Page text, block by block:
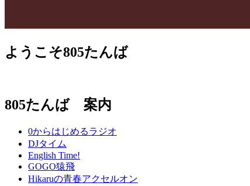
ようこそ805たんば
805たんば 案内
0からはじめるラジオ
DJタイム
English Time!
GOGO猿飛
Hikaruの青春アクセルオン